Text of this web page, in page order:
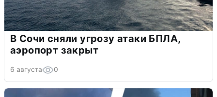
В Сочи сняли угрозу атаки БПЛА,
аэропорт закрыт
6 августа 0